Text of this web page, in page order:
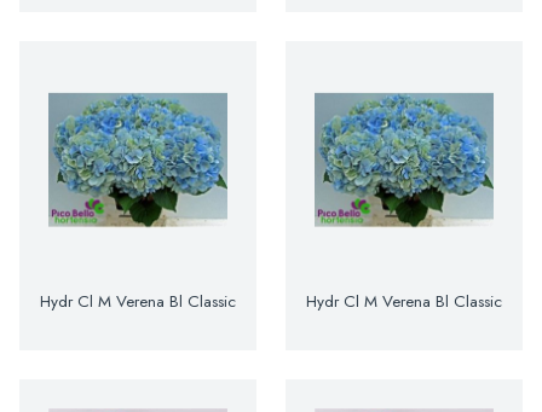
Hydr Cl M Verena Bl Classic Hydr Cl M Verena Bl Classic